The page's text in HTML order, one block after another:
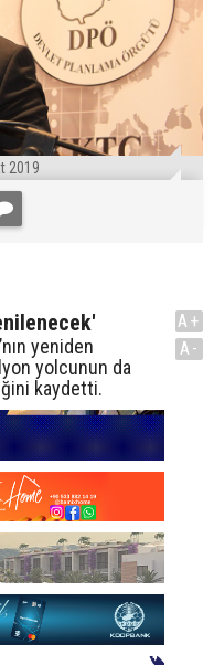
2019
yeniden
yolcunun da
kaydetti.
A+
A-